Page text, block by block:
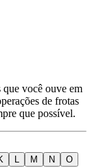
você ouve em
de frotas
que possível.
M N
O